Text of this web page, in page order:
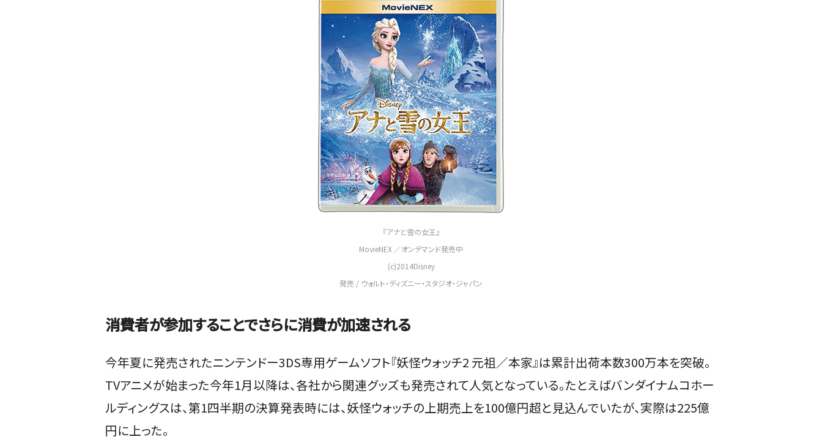
『アナと雪の女王』
MovieNEX ／オンデマンド発売中
(c)2014Disney
発売 / ウォルト・ディズニー・スタジオ・ジャパン
消費者が参加することでさらに消費が加速される
今年夏に発売されたニンテンドー3DS専用ゲームソフト『妖怪ウォッチ2 元祖／本家』は累計出荷本数300万本を突破。
TVアニメが始まった今年1月以降は、各社から関連グッズも発売されて人気となっている。たとえばバンダイナムコホー
ルディングスは、第1四半期の決算発表時には、妖怪ウォッチの上期売上を100億円超と見込んでいたが、実際は225億
円に上った。